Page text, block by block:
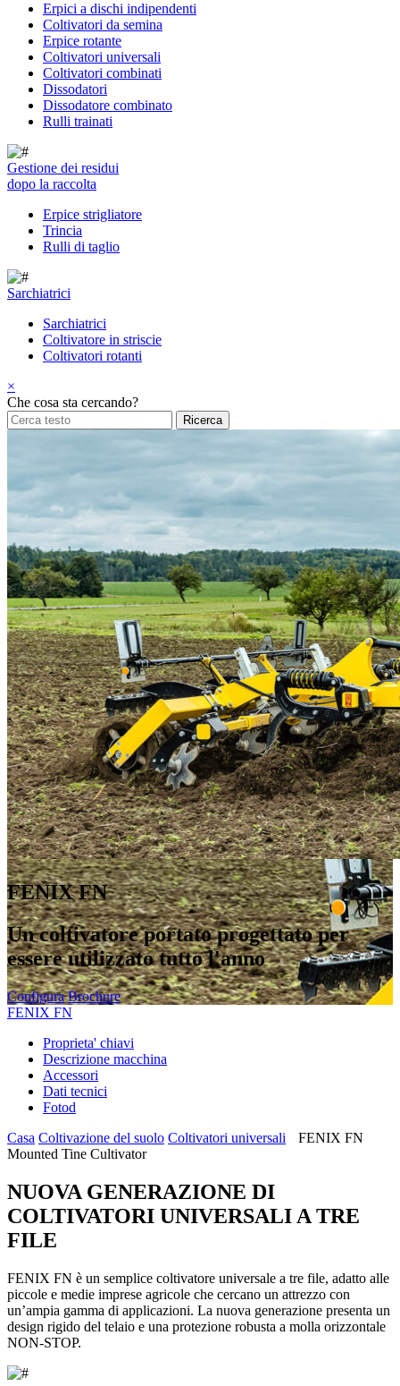
Erpici a dischi indipendenti
Coltivatori da semina
Erpice rotante
Coltivatori universali
Coltivatori combinati
Dissodatori
Dissodatore combinato
Rulli trainati
Gestione dei residui
dopo la raccolta
Erpice strigliatore
Trincia
Rulli di taglio
Sarchiatrici
Sarchiatrici
Coltivatore in striscie
Coltivatori rotanti
×
Che cosa sta cercando?
FENIX FN
Un coltivatore portato progettato per
essere utilizzato tutto l'anno
Configura Brochure
FENIX FN
Proprieta' chiavi
Descrizione macchina
Accessori
Dati tecnici
Fotod
Casa Coltivazione del suolo Coltivatori universali
FENIX FN
Mounted Tine Cultivator
NUOVA GENERAZIONE DI
COLTIVATORI UNIVERSALI A TRE
FILE
FENIX FN è un semplice coltivatore universale a tre file, adatto alle
piccole e medie imprese agricole che cercano un attrezzo con
un’ampia gamma di applicazioni. La nuova generazione presenta un
design rigido del telaio e una protezione robusta a molla orizzontale
NON-STOP.